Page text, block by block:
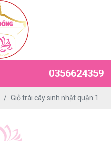
0356624359
Giỏ trái cây sinh nhật quận 1